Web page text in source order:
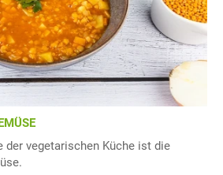
der vegetarischen Küche ist die